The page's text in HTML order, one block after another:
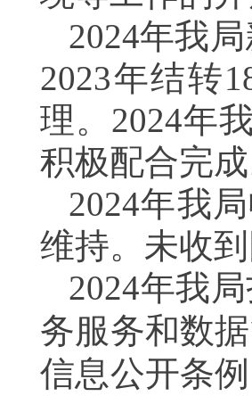
2024年我
2023年结转
理。2024年
积极配合完成
2024年我
维持。未收
2024年我
务服务和数
信息公开条